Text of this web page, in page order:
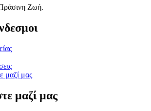
Ζωή.
μαζί μας
μαζί μας